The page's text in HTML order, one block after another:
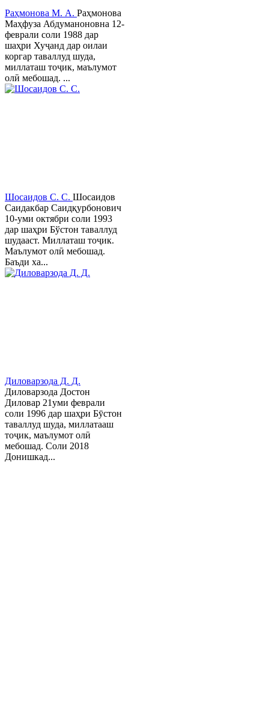
Раҳмонова М. А. Раҳмонова
Маҳфуза Абдуманоновна 12-
феврали соли 1988 дар
шаҳри Хуҷанд дар оилаи
коргар таваллуд шуда,
миллаташ тоҷик, маълумот
олӣ мебошад. ...
Шосаидов С. С. Шосаидов
Саидакбар Саидқурбонович
10-уми октябри соли 1993
дар шаҳри Бўстон таваллуд
шудааст. Миллаташ тоҷик.
Маълумот олӣ мебошад.
Баъди ха...
Диловарзода Д. Д.
Диловарзода Достон
Диловар 21уми феврали
соли 1996 дар шаҳри Бӯстон
таваллуд шуда, миллатааш
тоҷик, маълумот олӣ
мебошад. Соли 2018
Донишкад...